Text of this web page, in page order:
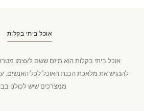
אוכל ביתי בקלות
אוכל ביתי בקלות הוא מיזם ששם לעצמו
להנגיש את מלאכת הכנת האוכל לכל האנשים,
ממצרכים שיש לכולנו